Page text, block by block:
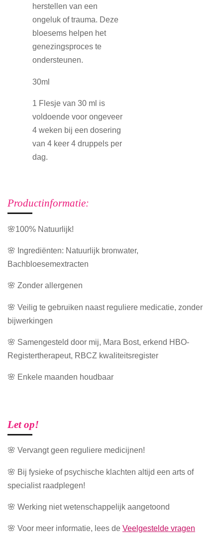
herstellen van een
ongeluk of trauma. Deze
bloesems helpen het
genezingsproces te
ondersteunen.
30ml
1 Flesje van 30 ml is
voldoende voor ongeveer
4 weken bij een dosering
van 4 keer 4 druppels per
dag.
Productinformatie:
🌸100% Natuurlijk!
🌸 Ingrediënten: Natuurlijk bronwater,
Bachbloesemextracten
🌸 Zonder allergenen
🌸 Veilig te gebruiken naast reguliere medicatie, zonder
bijwerkingen
🌸 Samengesteld door mij, Mara Bost, erkend HBO-
Registertherapeut, RBCZ kwaliteitsregister
🌸 Enkele maanden houdbaar
Let op!
🌸 Vervangt geen reguliere medicijnen!
🌸 Bij fysieke of psychische klachten altijd een arts of
specialist raadplegen!
🌸 Werking niet wetenschappelijk aangetoond
🌸 Voor meer informatie, lees de Veelgestelde vragen